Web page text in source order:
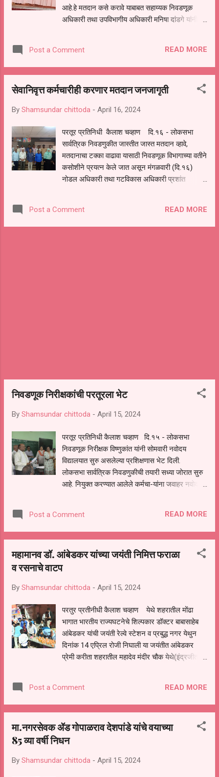
आहे.हे मतदान कसे करावे याबाबत सहाय्यक निवडणूक
अधिकारी तथा उपविभागीय अधिकारी मनिषा दांडगे यांनी
पुपलवाड, श्रीकांत गादेवाड यांची उपस्थिती
होती.दरम्यान,२० एप्रिल रोजी प्रत्यक्ष घरी जाऊन
पाडणार आहेत. लोकसभा सार्वत्रिक निवडणुकीच्या
वय असणारे मतदार तसेच दिव्यांग मतदारांना घरूनच
आहे.ही मतदान प्रक्रिया कशी पार पाडावी यासाठी सूक्ष्म
निरीक्षक,सेक्टर अधिकारी,पर्यवेक्षक,बीएलओ इतर निवडणूक
कर्मचाऱ्यांना प्रशिक्षण देण्यात आले.आंबा येथील जवाहर
नवोदय विद्यालयाच्या सभागृहात हे प्रशिक्षण पार पडले. ----
------------------------------------ यावेळच्या
Post a Comment READ MORE
सेवानिवृत्त कर्मचारीही करणार मतदान जनजागृती
By Shamsundar chittoda - April 16, 2024
परतूर प्रतिनिधी कैलाश चव्हाण दि.१६ - लोकसभा
सार्वत्रिक निवडणुकीत जास्तीत जास्त मतदान व्हावे,
मतदानाचा टक्का वाढावा यासाठी निवडणूक विभागाच्या वतीने
कसोशीने प्रयत्न केले जात असून मंगळवारी (दि.१६)
नोडल अधिकारी तथा गटविकास अधिकारी प्रशांत
आवाहन करणार असल्याचा विश्वास यावेळी सेवानिवृत्त
कर्मचाऱ्यांनी बोलून दाखवला. यासंदर्भात निवडणूक
Post a Comment READ MORE
निवडणूक निरीक्षकांची परतूरला भेट
By Shamsundar chittoda - April 15, 2024
परतूर प्रतिनिधी कैलाश चव्हाण दि.१५ - लोकसभा
निवडणूक निरीक्षक विष्णुकांत यांनी सोमवारी नवोदय
विद्यालयात सुरु असलेल्या प्रशिक्षणास भेट दिली.
लोकसभा सार्वत्रिक निवडणुकीची तयारी सध्या जोरात सुरु
आहे. नियुक्त करण्यात आलेले कर्मचा-यांना जवाहर नवोदय
आयोजित करण्यात आले आहे. सोमवारी प्रशिक्षण सुरु
असताना निवडणूक निरीक्षक विष्णुकांत यांनी प्रशिक्षण
यावेळी सहाय्यक निवडणूक अधिकारी मनिषा दांडगे,
तहसीलदार डॉ. प्रतिभा गोरे, सोनाली जोंधळे, नायब
भालेराव,संतोष पवार,रुस्तुम बोनगे, बाबासाहेब तरवटे
Post a Comment READ MORE
महामानव डॉ. आंबेडकर यांच्या जयंती निमित्त फराळा
व रसनाचे वाटप
By Shamsundar chittoda - April 15, 2024
परतुर प्रतीनीधी कैलाश चव्हाण येथे शहरातील मोंढा
भागात भारतीय राज्यघटनेचे शिल्पकार डॉक्टर बाबासाहेब
आंबेडकर यांची जयंती रेल्वे स्टेशन व प्रबुद्ध नगर येथुन
दिनांक 14 एप्रिल रोजी निघाली या जयंतीत आंबेडकर
प्रेमी करीता शहरातील महादेव मंदीर चौक येथे(इंद्रजीत
भारतीय मातंग संद्या चे तालुका अध्यक्ष, विजय वाणी संचालक
कृषी उत्पन्न बाजार समिती परतूर,दगडू घोडे बाबुराव कापसे
दत्ता हिवाळे राजेश पाटोळे , अरुण गायकवाड समीर सय्यद
साई घोडे हे उपस्थित होते
Post a Comment READ MORE
मा.नगरसेवक ॲड गोपाळराव देशपांडे यांचे वयाच्या
85 व्या वर्षी निधन
By Shamsundar chittoda - April 15, 2024